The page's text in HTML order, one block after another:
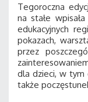
Tegoroczna
na stałe
edukacyjnych
pokazach,
przez
dla dzieci, w tym
także